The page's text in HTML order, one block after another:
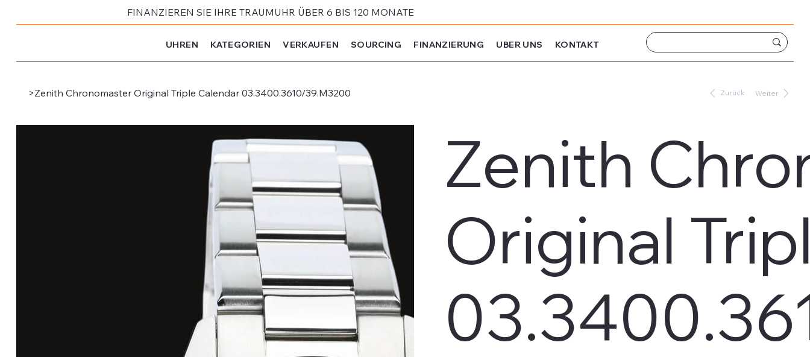
FINANZIEREN SIE IHRE TRAUMUHR ÜBER 6 BIS 120 MONATE
UHREN KATEGORIEN VERKAUFEN SOURCING FINANZIERUNG UBER UNS KONTAKT
>Zenith Chronomaster Original Triple Calendar 03.3400.3610/39.M3200 Zurück Weiter
Zenith
Original